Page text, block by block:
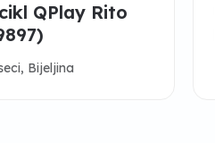
QPlay Rito
Bijeljina